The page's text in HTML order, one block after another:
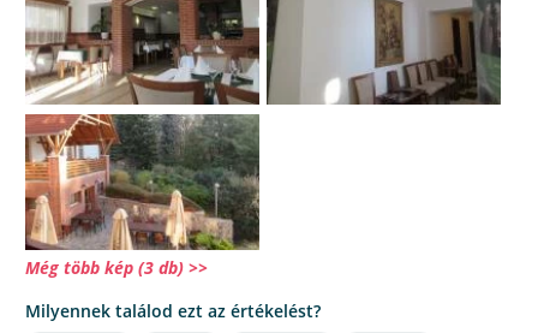
Még több kép (3 db) >>
Milyennek találod ezt az értékelést?